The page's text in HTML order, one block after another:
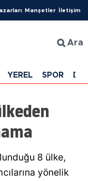
Manşetler İletişim
Ara
YEREL SPOR
8 ülke,
yönelik